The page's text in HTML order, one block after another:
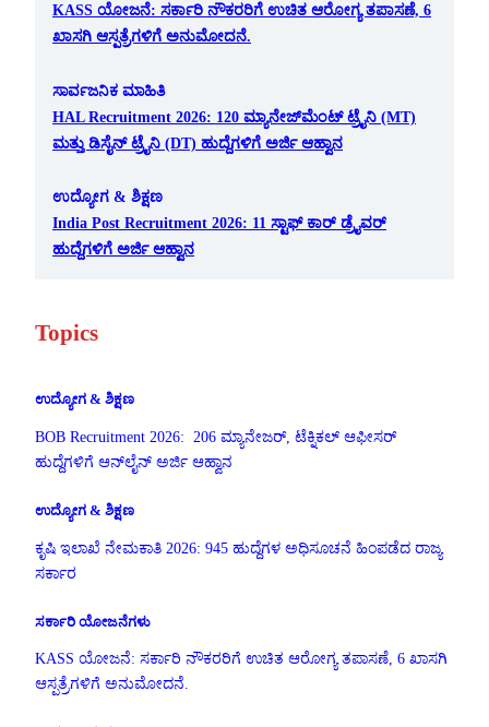
KASS ಯೋಜನೆ: ಸರ್ಕಾರಿ ನೌಕರರಿಗೆ ಉಚಿತ ಆರೋಗ್ಯ ತಪಾಸಣೆ, 6
ಖಾಸಗಿ ಆಸ್ಪತ್ರೆಗಳಿಗೆ ಅನುಮೋದನೆ.
ಸಾರ್ವಜನಿಕ ಮಾಹಿತಿ
HAL Recruitment 2026: 120 ಮ್ಯಾನೇಜ್‌ಮೆಂಟ್ ಟ್ರೈನಿ (MT)
ಮತ್ತು ಡಿಸೈನ್ ಟ್ರೈನಿ (DT) ಹುದ್ದೆಗಳಿಗೆ ಅರ್ಜಿ ಆಹ್ವಾನ
ಉದ್ಯೋಗ & ಶಿಕ್ಷಣ
India Post Recruitment 2026: 11 ಸ್ಟಾಫ್ ಕಾರ್ ಡ್ರೈವರ್
ಹುದ್ದೆಗಳಿಗೆ ಅರ್ಜಿ ಆಹ್ವಾನ
Topics
ಉದ್ಯೋಗ & ಶಿಕ್ಷಣ
BOB Recruitment 2026: 206 ಮ್ಯಾನೇಜರ್, ಟೆಕ್ನಿಕಲ್ ಆಫೀಸರ್
ಹುದ್ದೆಗಳಿಗೆ ಆನ್‌ಲೈನ್ ಅರ್ಜಿ ಆಹ್ವಾನ
ಉದ್ಯೋಗ & ಶಿಕ್ಷಣ
ಕೃಷಿ ಇಲಾಖೆ ನೇಮಕಾತಿ 2026: 945 ಹುದ್ದೆಗಳ ಅಧಿಸೂಚನೆ ಹಿಂಪಡೆದ ರಾಜ್ಯ
ಸರ್ಕಾರ
ಸರ್ಕಾರಿ ಯೋಜನೆಗಳು
KASS ಯೋಜನೆ: ಸರ್ಕಾರಿ ನೌಕರರಿಗೆ ಉಚಿತ ಆರೋಗ್ಯ ತಪಾಸಣೆ, 6 ಖಾಸಗಿ
ಆಸ್ಪತ್ರೆಗಳಿಗೆ ಅನುಮೋದನೆ.